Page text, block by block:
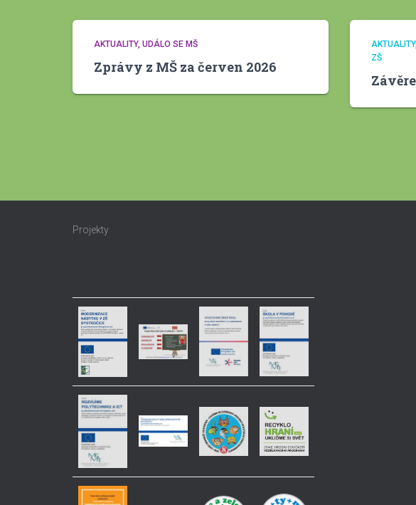
AKTUALITY UDÁLO SE MŠ
Zprávy z MŠ za červen 2026
AKTUALITY
ZŠ
Projekty